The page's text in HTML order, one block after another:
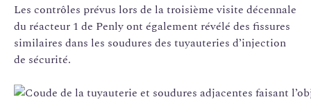
Les contrôles prévus lors de la troisième visite décennale
du réacteur 1 de Penly ont également révélé des fissures
similaires dans les soudures des tuyauteries d’injection
de sécurité.